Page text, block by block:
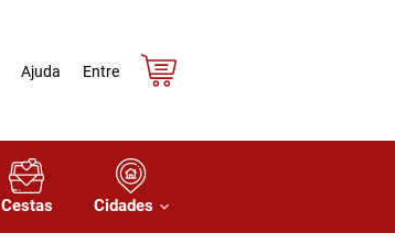
Entre
Ajuda
Cestas Cidades